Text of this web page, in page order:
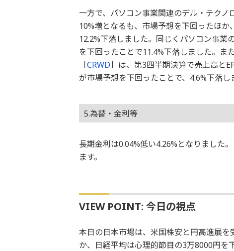
一方で、パソコン事業関連のデル・テクノ
10%増となるも、市場予想を下回ったほか
12.2%下落しました。同じくパソコン事業
を下回ったことで11.4%下落しました。ま
［CRWD］は、第3四半期決算で売上高と
が市場予想を下回ったことで、4.6%下落し
5.為替・金利等
長期金利は0.04%低い4.26%となりました
ます。
VIEW POINT: 今日の視点
本日の日本市場は、米国株安と円高進展
か、日経平均は心理的節目の3万8000円を